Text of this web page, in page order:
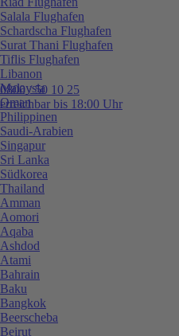
0800 / 50 10 25
erreichbar bis 18:00 Uhr
Salala Flughafen
Schardscha Flughafen
Surat Thani Flughafen
Tiflis Flughafen
Libanon
Malaysia
Oman
Philippinen
Saudi-Arabien
Singapur
Sri Lanka
Südkorea
Thailand
Amman
Aomori
Aqaba
Ashdod
Atami
Bahrain
Baku
Bangkok
Beerscheba
Beirut